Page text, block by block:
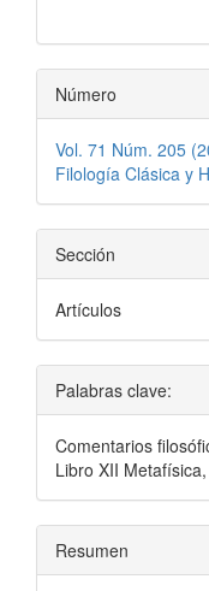
Número
Vol. 71 Núm. 205
Filología Clásica y
Sección
Artículos
Palabras clave:
Comentarios
Libro XII
Resumen